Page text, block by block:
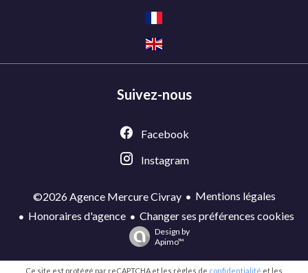
Suivez-nous
Facebook
Instagram
©2026 Agence Mercure Civray
Mentions légales
Honoraires d'agence
Changer ses préférences cookies
Design by
Apimo™
Ce site est protégé par reCAPTCHA et les règles de confidentialité et les